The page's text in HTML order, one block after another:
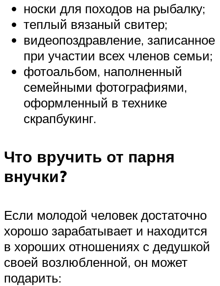
носки для походов на рыбалку;
теплый вязаный свитер;
видеопоздравление, записанное
при участии всех членов семьи;
фотоальбом, наполненный
семейными фотографиями,
оформленный в технике
скрапбукинг.
Что вручить от парня
внучки?
Если молодой человек достаточно
хорошо зарабатывает и находится
в хороших отношениях с дедушкой
своей возлюбленной, он может
подарить: